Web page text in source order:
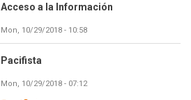
Acceso a la Información
Mon, 10/29/2018 - 10:58
Pacifista
Mon, 10/29/2018 - 07:12